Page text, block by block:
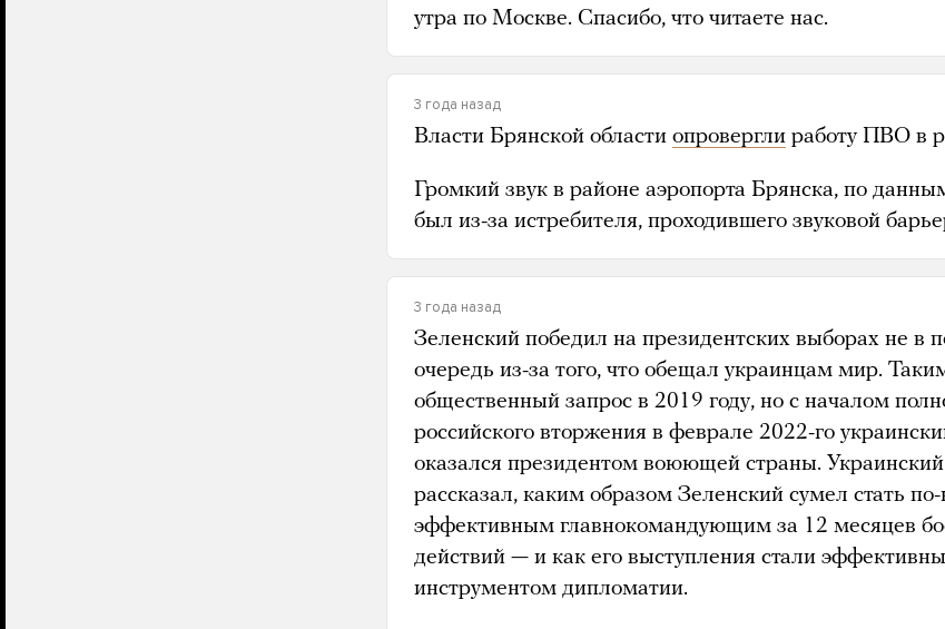
утра по Москве. Спасибо, что читаете нас.
3 года назад
Власти Брянской области опровергли работу ПВО в
Громкий звук в районе аэропорта Брянска, по
был из-за истребителя, проходившего звуковой
3 года назад
Зеленский победил на президентских выборах не в
очередь из-за того, что обещал украинцам мир.
общественный запрос в 2019 году, но с началом
российского вторжения в феврале 2022-го
оказался президентом воюющей страны.
рассказал, каким образом Зеленский сумел стать
эффективным главнокомандующим за 12 месяцев
действий — и как его выступления стали
инструментом дипломатии.